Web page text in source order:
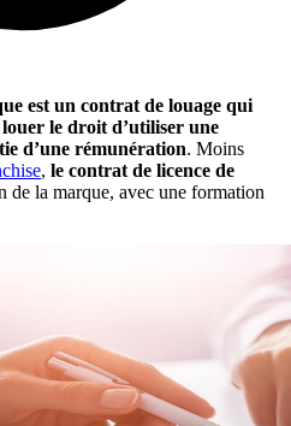
est un contrat de louage qui
le droit d’utiliser une
d’une rémunération. Moins
, le contrat de licence de
de la marque, avec une formation